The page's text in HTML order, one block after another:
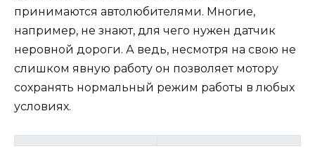
принимаются автолюбителями. Многие,
например, не знают, для чего нужен датчик
неровной дороги. А ведь, несмотря на свою не
слишком явную работу он позволяет мотору
сохранять нормальный режим работы в любых
условиях.